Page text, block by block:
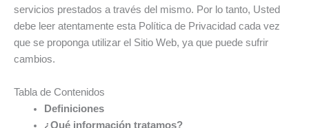
servicios prestados a través del mismo. Por lo tanto, Usted
debe leer atentamente esta Política de Privacidad cada vez
que se proponga utilizar el Sitio Web, ya que puede sufrir
cambios.
Tabla de Contenidos
Definiciones
¿Qué información tratamos?